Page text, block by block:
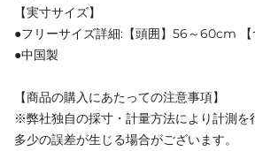
【実寸サイズ】
●フリーサイズ詳細:【頭囲】56～60cm
●中国製
【商品の購入にあたっての注意事項】
※弊社独自の採寸・計量方法により計測を
多少の誤差が生じる場合がございます。